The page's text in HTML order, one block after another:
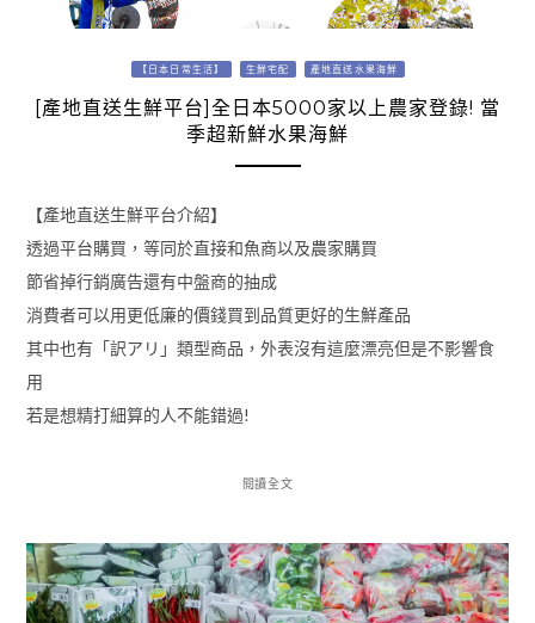
【日本日常生活】 生鮮宅配 產地直送水果海鮮
[產地直送生鮮平台]全日本5000家以上農家登錄! 當
季超新鮮水果海鮮
【產地直送生鮮平台介紹】
透過平台購買，等同於直接和魚商以及農家購買
節省掉行銷廣告還有中盤商的抽成
消費者可以用更低廉的價錢買到品質更好的生鮮產品
其中也有「訳アリ」類型商品，外表沒有這麼漂亮但是不影響食
用
若是想精打細算的人不能錯過!
閱讀全文